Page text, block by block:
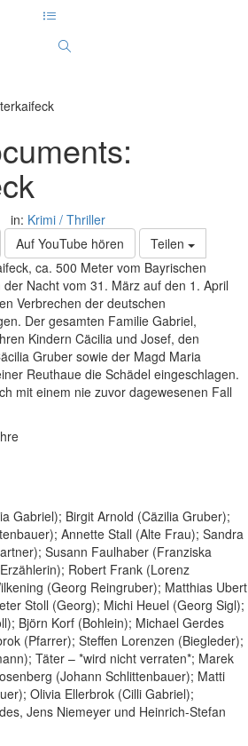
in: Krimi / Thriller
Auf YouTube hören
Teilen
ca. 500 Meter vom Bayrischen
Nacht vom 31. März auf den 1. April
Verbrechen der deutschen
Der gesamten Familie Gabriel,
Kindern Cäcilia und Josef, den
Gruber sowie der Magd Maria
Reuthaue die Schädel eingeschlagen.
mit einem nie zuvor dagewesenen Fall
Gabriel); Birgit Arnold (Cäzilia Gruber);
Annette Stall (Alte Frau); Sandra
Susann Faulhaber (Franziska
Robert Frank (Lorenz
(Georg Reingruber); Matthias Ubert
Stoll (Georg); Michi Heuel (Georg Sigl);
Björn Korf (Bohlein); Michael Gerdes
(Pfarrer); Steffen Lorenzen (Biegleder);
Täter – *wird nicht verraten*; Marek
(Johann Schlittenbauer); Matti
Olivia Ellerbrok (Cilli Gabriel);
Jens Niemeyer und Heinrich-Stefan